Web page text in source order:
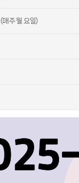
주 월 요일)